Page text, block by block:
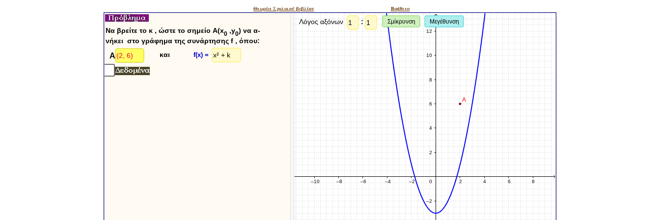
Θεωρία Σχολικού βιβλίου Boήθεια